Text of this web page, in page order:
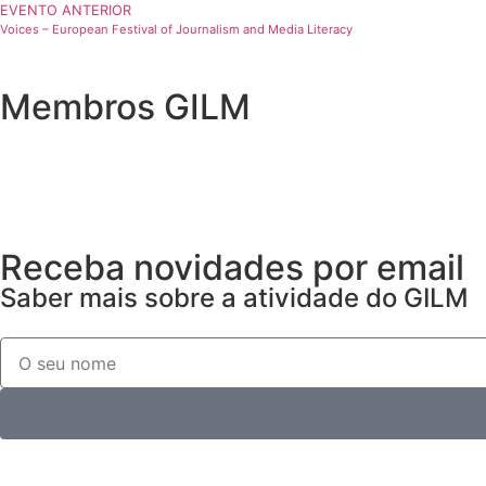
EVENTO ANTERIOR
Voices – European Festival of Journalism and Media Literacy
Membros GILM
Receba novidades por email
Saber mais sobre a atividade do GILM